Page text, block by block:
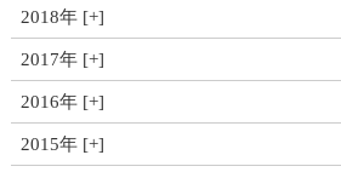
2018年
2017年
2016年
2015年